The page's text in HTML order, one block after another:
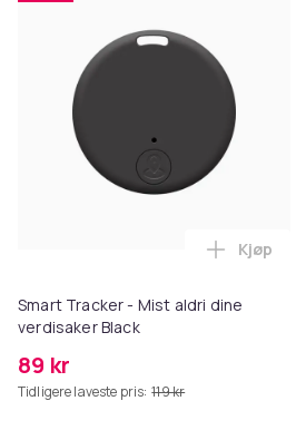
Smart Tracker - Mist aldri dine
verdisaker Black
89 kr
Tidligere laveste pris: 119 kr
Legg
Kjøp